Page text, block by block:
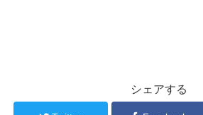
シェアする